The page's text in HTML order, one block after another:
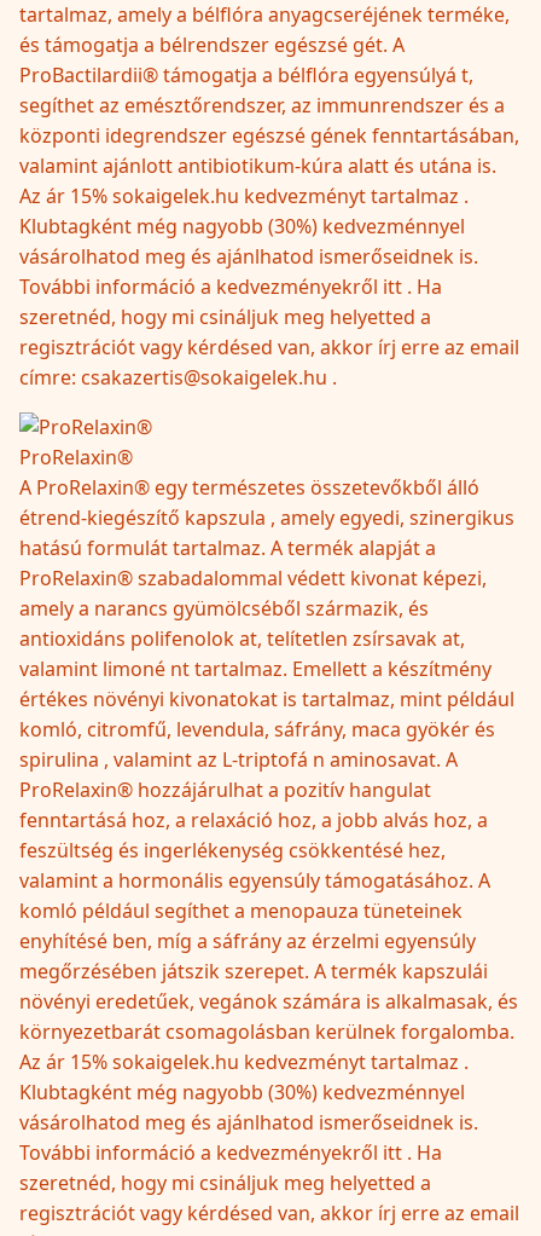
tartalmaz, amely a bélflóra anyagcseréjének terméke,
és támogatja a bélrendszer egészsé gét. A
ProBactilardii® támogatja a bélflóra egyensúlyá t,
segíthet az emésztőrendszer, az immunrendszer és a
központi idegrendszer egészsé gének fenntartásában,
valamint ajánlott antibiotikum-kúra alatt és utána is.
Az ár 15% sokaigelek.hu kedvezményt tartalmaz .
Klubtagként még nagyobb (30%) kedvezménnyel
vásárolhatod meg és ajánlhatod ismerőseidnek is.
További információ a kedvezményekről itt . Ha
szeretnéd, hogy mi csináljuk meg helyetted a
regisztrációt vagy kérdésed van, akkor írj erre az email
címre: csakazertis@sokaigelek.hu .
ProRelaxin®
A ProRelaxin® egy természetes összetevőkből álló
étrend-kiegészítő kapszula , amely egyedi, szinergikus
hatású formulát tartalmaz. A termék alapját a
ProRelaxin® szabadalommal védett kivonat képezi,
amely a narancs gyümölcséből származik, és
antioxidáns polifenolok at, telítetlen zsírsavak at,
valamint limoné nt tartalmaz. Emellett a készítmény
értékes növényi kivonatokat is tartalmaz, mint például
komló, citromfű, levendula, sáfrány, maca gyökér és
spirulina , valamint az L-triptofá n aminosavat. A
ProRelaxin® hozzájárulhat a pozitív hangulat
fenntartásá hoz, a relaxáció hoz, a jobb alvás hoz, a
feszültség és ingerlékenység csökkentésé hez,
valamint a hormonális egyensúly támogatásához. A
komló például segíthet a menopauza tüneteinek
enyhítésé ben, míg a sáfrány az érzelmi egyensúly
megőrzésében játszik szerepet. A termék kapszulái
növényi eredetűek, vegánok számára is alkalmasak, és
környezetbarát csomagolásban kerülnek forgalomba.
Az ár 15% sokaigelek.hu kedvezményt tartalmaz .
Klubtagként még nagyobb (30%) kedvezménnyel
vásárolhatod meg és ajánlhatod ismerőseidnek is.
További információ a kedvezményekről itt . Ha
szeretnéd, hogy mi csináljuk meg helyetted a
regisztrációt vagy kérdésed van, akkor írj erre az email